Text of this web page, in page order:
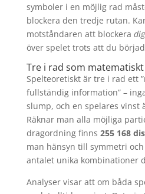
symboler i en möjlig rad
blockera den tredje rutan.
motståndaren att blockera dig
över spelet trots att du
Tre i rad som
Spelteoretiskt är tre i rad ett
fullständig information” –
slump, och en spelares vinst
Räknar man alla möjliga
dragordning finns 255 168
man hänsyn till symmetri
antalet unika kombinationer
Analyser visar att om båda